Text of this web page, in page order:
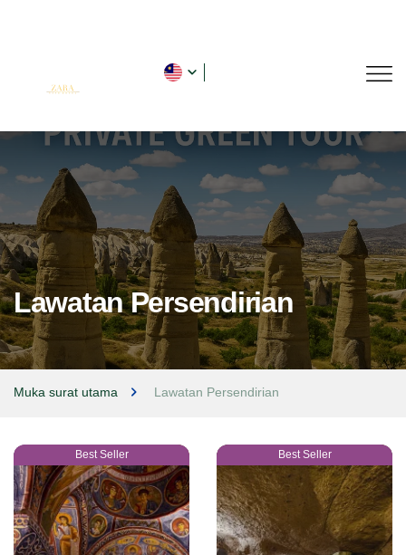
Lawatan Persendirian
Muka surat utama Lawatan Persendirian
Best Seller Best Seller